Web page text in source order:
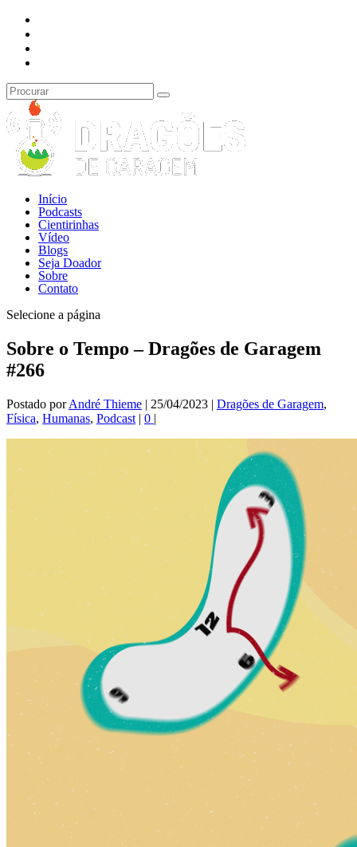
Início
Podcasts
Cientirinhas
Vídeo
Blogs
Seja Doador
Sobre
Contato
Selecione a página
Sobre o Tempo – Dragões de Garagem
#266
Postado porAndré Thieme | 25/04/2023 | Dragões de Garagem,
Física, Humanas, Podcast | 0 |